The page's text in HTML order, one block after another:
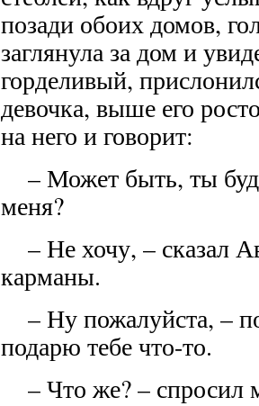
позади обоих домов,
заглянула за дом и
горделивый,
девочка, выше его
на него и говорит:
– Может быть, ты
меня?
– Не хочу, – сказал
карманы.
– Ну пожалуйста, –
подарю тебе что-то.
– Что же? – спросил